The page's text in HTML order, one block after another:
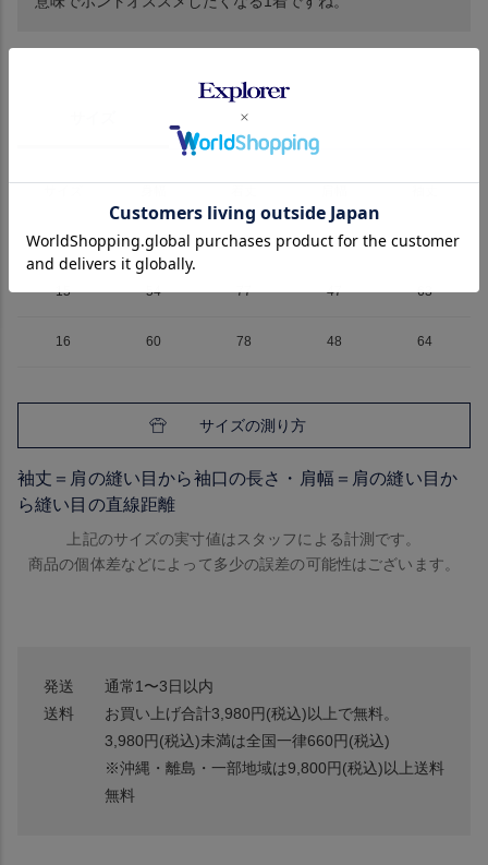
詳細
14 50 76 46 62
15 54 77 47 63
16 60 78 48 64
サイズの測り方
袖丈＝肩の縫い目から袖口の長さ・肩幅＝肩の縫い目か
ら縫い目の直線距離
上記のサイズの実寸値はスタッフによる計測です。
商品の個体差などによって多少の誤差の可能性はございます。
発送
通常1〜3日以内
送料
お買い上げ合計3,980円(税込)以上で無料。
3,980円(税込)未満は全国一律660円(税込)
※沖縄・離島・一部地域は9,800円(税込)以上送料
無料